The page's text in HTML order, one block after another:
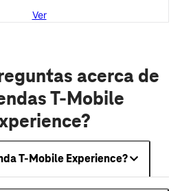
Ver
acerca de
T-Mobile
T-Mobile Experience?